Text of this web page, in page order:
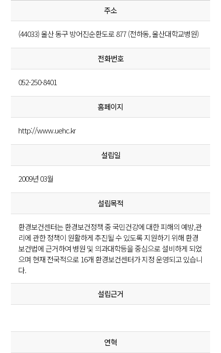
주소
(44033) 울산 동구 방어진순환도로 877 (전하동, 울산대학교병원)
전화번호
052-250-8401
홈페이지
http://www.uehc.kr
설립일
2009년 03월
설립목적
환경보건센터는 환경보건정책 중 국민건강에 대한 피해의 예방,관
리에 관한 정책이 원활하게 추진될 수 있도록 지원하기 위해 환경
보건법에 근거하여 병원 및 의과대학등을 중심으로 설비하게 되었
으며 현재 전국적으로 16개 환경보건센터가 지정 운영되고 있습니
다.
설립근거
연혁